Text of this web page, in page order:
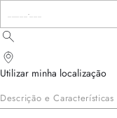
Utilizar minha localização
Descrição e Características